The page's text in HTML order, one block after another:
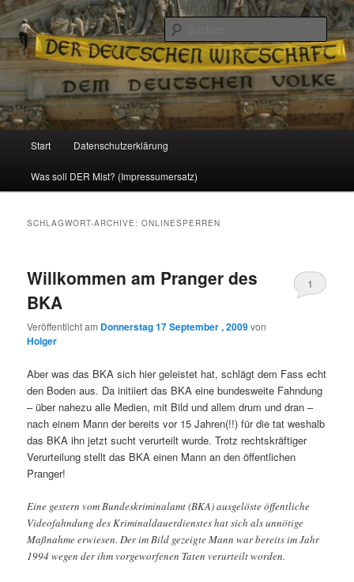
Reizzentrum
Politik, Wirtschaft, Soziales und Gesellschaft
Zum
Inhalt
Zum
sekundären
Start Datenschutzerklärung
Was soll DER Mist? (Impressumersatz)
SCHLAGWORT-ARCHIVE:ONLINESPERREN
Willkommen am Pranger des
BKA
Veröffentlicht am Donnerstag 17 September , 2009von
Holger
1
Aber was das BKA sich hier geleistet hat, schlägt dem Fass echt
den Boden aus. Da initiiert das BKA eine bundesweite Fahndung
– über nahezu alle Medien, mit Bild und allem drum und dran –
nach einem Mann der bereits vor 15 Jahren(!!) für die tat weshalb
das BKA ihn jetzt sucht verurteilt wurde. Trotz rechtskräftiger
Verurteilung stellt das BKA einen Mann an den öffentlichen
Pranger!
Eine gestern vom Bundeskriminalamt (BKA) ausgelöste öffentliche
Videofahndung des Kriminaldauerdienstes hat sich als unnötige
Maßnahme erwiesen. Der im Bild gezeigte Mann war bereits im Jahr
1994 wegen der ihm vorgeworfenen Taten verurteilt worden.